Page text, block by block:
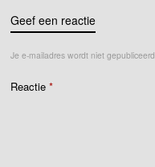
Geef een reactie
Je e-mailadres wordt niet gepubliceerd.
Reactie *